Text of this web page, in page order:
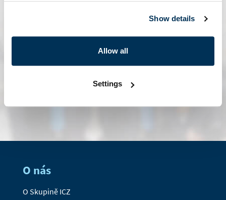
Show details
Allow all
Settings
kontaktní formulář
O nás
O Skupině ICZ